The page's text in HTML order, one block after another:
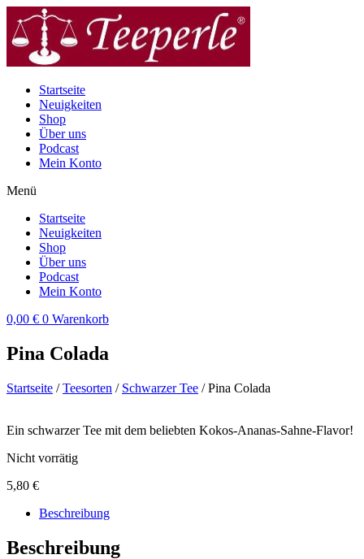
Inhalt
wechseln
Startseite
Neuigkeiten
Shop
Über uns
Podcast
Mein Konto
Menü
Startseite
Neuigkeiten
Shop
Über uns
Podcast
Mein Konto
0,00 € 0 Warenkorb
Pina Colada
Startseite /Teesorten / Schwarzer Tee / Pina Colada
Ein schwarzer Tee mit dem beliebten Kokos-Ananas-Sahne-Flavor!
Nicht vorrätig
5,80 €
Beschreibung
Beschreibung